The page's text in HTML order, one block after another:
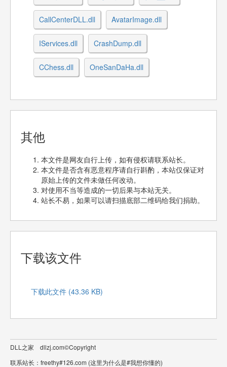
CallCenterDLL.dll AvatarImage.dll
IServices.dll CrashDump.dll
CChess.dll OneSanDaHa.dll
其他
本文件是网友自行上传，如有侵权请联系站长。
本文件是否含有恶意程序请自行斟酌，本站仅保证对
原始上传的文件未做任何改动。
对使用不当等造成的一切后果与本站无关。
站长不易，如果可以请扫描底部二维码给我们捐助。
下载该文件
下载此文件 (43.36 KB)
DLL之家 dllzj.com©Copyright
联系站长：freethy#126.com (这里为什么是#我想你懂的)